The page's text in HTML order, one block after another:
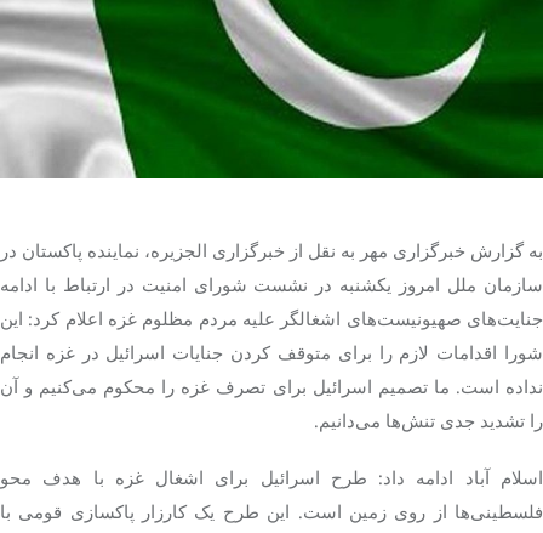
تک کده
پایگاه خبری آبان
خرید موتور ایمپلنت
به گزارش خبرگزاری مهر به نقل از خبرگزاری الجزیره، نماینده پاکستان در
سازمان ملل امروز یکشنبه در نشست شورای امنیت در ارتباط با ادامه
جنایت‌های صهیونیست‌های اشغالگر علیه مردم مظلوم غزه اعلام کرد: این
شورا اقدامات لازم را برای متوقف کردن جنایات اسرائیل در غزه انجام
نداده است. ما تصمیم اسرائیل برای تصرف غزه را محکوم می‌کنیم و آن
را تشدید جدی تنش‌ها می‌دانیم.
اسلام آباد ادامه داد: طرح اسرائیل برای اشغال غزه با هدف محو
فلسطینی‌ها از روی زمین است. این طرح یک کارزار پاکسازی قومی با